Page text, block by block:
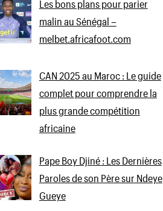
Les bons plans pour parier
malin au Sénégal –
melbet.africafoot.com
CAN 2025 au Maroc : Le guide
complet pour comprendre la
plus grande compétition
africaine
Pape Boy Djiné : Les Dernières
Paroles de son Père sur Ndeye
Gueye